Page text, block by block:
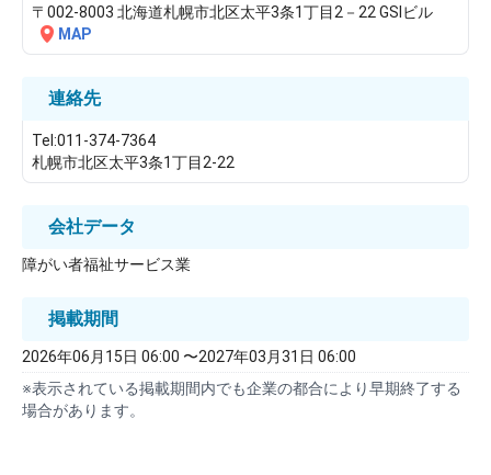
〒002-8003 北海道札幌市北区太平3条1丁目2－22 GSIビル
MAP
連絡先
Tel:011-374-7364
札幌市北区太平3条1丁目2-22
会社データ
障がい者福祉サービス業
掲載期間
2026年06月15日 06:00 〜2027年03月31日 06:00
※表示されている掲載期間内でも企業の都合により早期終了する
場合があります。